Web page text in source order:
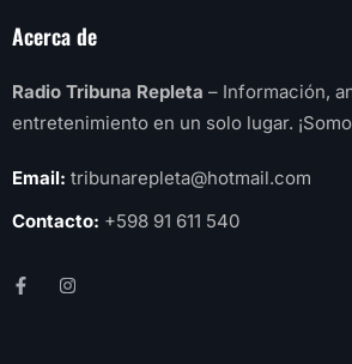
Acerca de
Radio Tribuna Repleta – Información,
entretenimiento en un solo lugar.
Email: tribunarepleta@hotmail.com
Contacto: +598 91 611 540